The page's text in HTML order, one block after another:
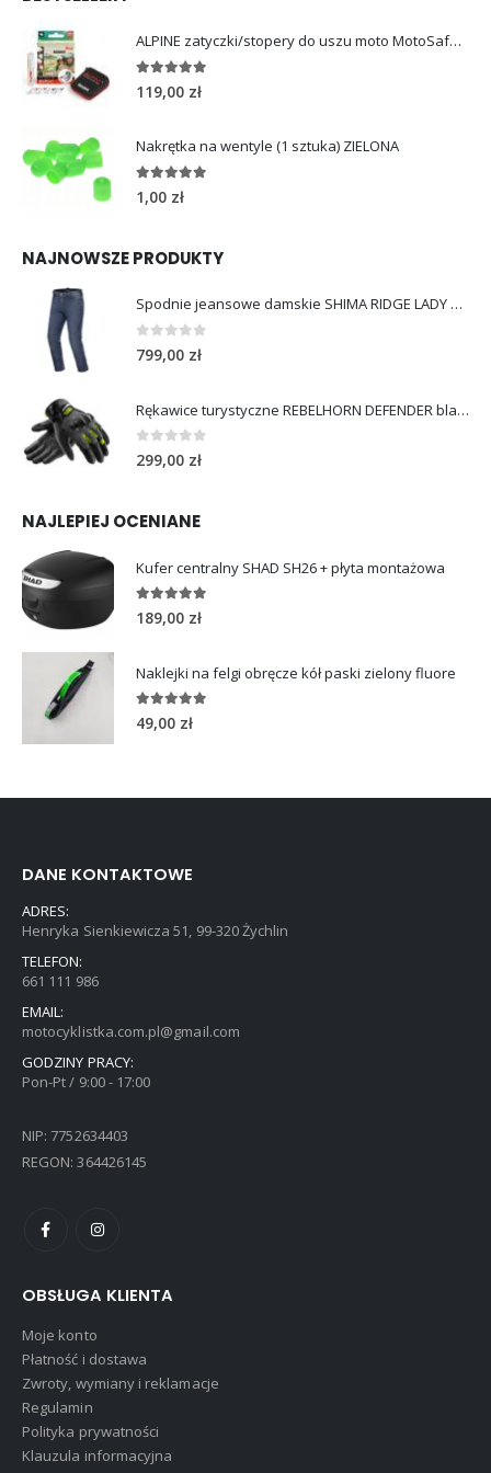
ALPINE zatyczki/stopery do uszu moto MotoSafe Pro
4.96out of 5
119,00 zł
Nakrętka na wentyle (1 sztuka) ZIELONA
5.00 out of 5
1,00 zł
NAJNOWSZE PRODUKTY
Spodnie jeansowe damskie SHIMA RIDGE LADY blue
0out of 5
799,00 zł
Rękawice turystyczne REBELHORN DEFENDER black yellow fluo
0 out of 5
299,00 zł
NAJLEPIEJ OCENIANE
Kufer centralny SHAD SH26 + płyta montażowa
5.00out of 5
189,00 zł
Naklejki na felgi obręcze kół paski zielony fluore
5.00out of 5
49,00 zł
DANE KONTAKTOWE
ADRES:
Henryka Sienkiewicza 51, 99-320 Żychlin
TELEFON:
661 111 986
EMAIL:
motocyklistka.com.pl@gmail.com
GODZINY PRACY:
Pon-Pt / 9:00 - 17:00
NIP: 7752634403
REGON: 364426145
OBSŁUGA KLIENTA
Moje konto
Płatność i dostawa
Zwroty, wymiany i reklamacje
Regulamin
Polityka prywatności
Klauzula informacyjna